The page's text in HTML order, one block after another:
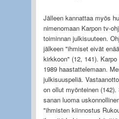
Jälleen kannattaa myös
nimenomaan Karpon tv-
toiminnan julkisuuteen.
jälkeen "ihmiset eivät
kirkkoon" (12, 141).
1989 haastattelemaan.
julkisuuspeliä.
on ollut myönteinen
sanan luoma
"ihmisten kiinnostus